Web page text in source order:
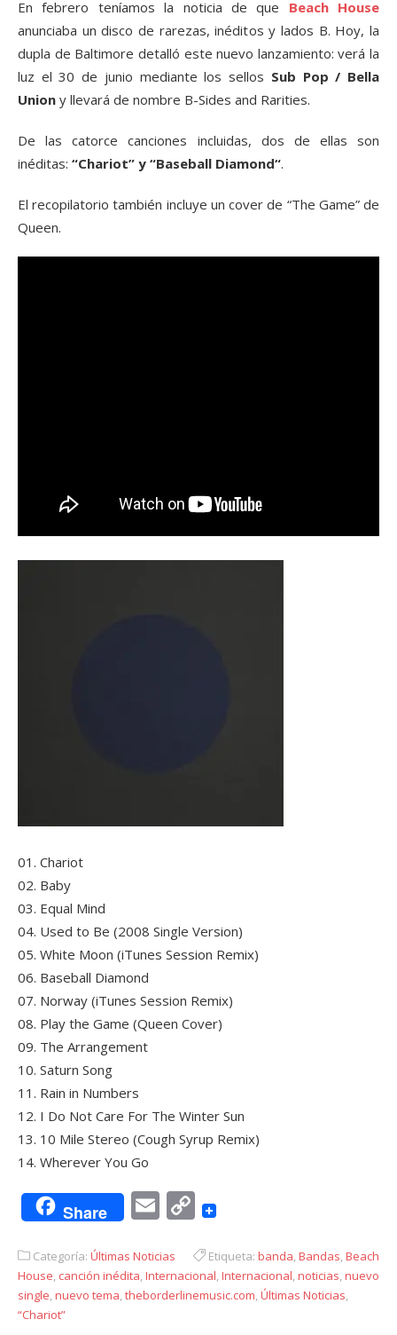
En febrero teníamos la noticia de que Beach House
anunciaba un disco de rarezas, inéditos y lados B. Hoy, la
dupla de Baltimore detalló este nuevo lanzamiento: verá la
luz el 30 de junio mediante los sellos Sub Pop / Bella
Union y llevará de nombre B-Sides and Rarities.
De las catorce canciones incluidas, dos de ellas son
inéditas: “Chariot” y “Baseball Diamond“.
El recopilatorio también incluye un cover de “The Game” de
Queen.
01. Chariot
02. Baby
03. Equal Mind
04. Used to Be (2008 Single Version)
05. White Moon (iTunes Session Remix)
06. Baseball Diamond
07. Norway (iTunes Session Remix)
08. Play the Game (Queen Cover)
09. The Arrangement
10. Saturn Song
11. Rain in Numbers
12. I Do Not Care For The Winter Sun
13. 10 Mile Stereo (Cough Syrup Remix)
14. Wherever You Go
Share EmailCopy
Categoría: Últimas Noticias Etiqueta: banda,Bandas,Beach
House, canción inédita,Internacional,Internacional,noticias,nuevo
single,nuevo tema,theborderlinemusic.com,Últimas Noticias,
“Chariot”